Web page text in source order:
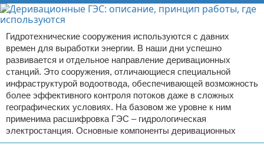
Гидротехнические сооружения используются с давних
времен для выработки энергии. В наши дни успешно
развивается и отдельное направление деривационных
станций. Это сооружения, отличающиеся специальной
инфраструктурой водоотвода, обеспечивающей возможность
более эффективного контроля потоков даже в сложных
географических условиях. На базовом же уровне к ним
применима расшифровка ГЭС – гидрологическая
электростанция. Основные компоненты деривационных